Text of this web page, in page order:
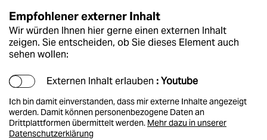
Empfohlener externer Inhalt
Wir würden Ihnen hier gerne einen externen Inhalt
zeigen. Sie entscheiden, ob Sie dieses Element auch
sehen wollen:
Externen Inhalt erlauben : Youtube
Ich bin damit einverstanden, dass mir externe Inhalte angezeigt
werden. Damit können personenbezogene Daten an
Drittplattformen übermittelt werden. Mehr dazu in unserer
Datenschutzerklärung